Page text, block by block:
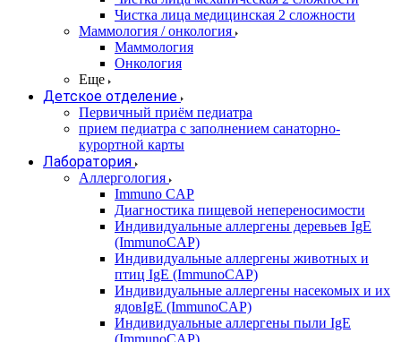
Чистка лица медицинская 2 сложности
Маммология / онкология
Маммология
Онкология
Еще
Детское отделение
Первичный приём педиатра
прием педиатра с заполнением санаторно-
курортной карты
Лаборатория
Аллергология
Immuno CAP
Диагностика пищевой непереносимости
Индивидуальные аллергены деревьев IgE
(ImmunoCAP)
Индивидуальные аллергены животных и
птиц IgE (ImmunoCAP)
Индивидуальные аллергены насекомых и их
ядовIgE (ImmunoCAP)
Индивидуальные аллергены пыли IgE
(ImmunoCAP)